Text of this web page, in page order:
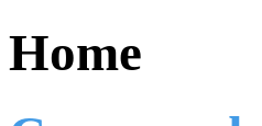
Home